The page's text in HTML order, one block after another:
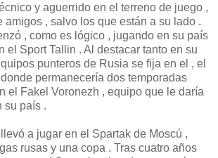
y aguerrido en el terreno de juego ,
amigos , salvo los que están a su lado .
, como es lógico , jugando en su país
el Sport Tallin . Al destacar tanto en su
punteros de Rusia se fija en el , el
permanecería dos temporadas
el Fakel Voronezh , equipo que le daría
su país .
a jugar en el Spartak de Moscú ,
rusas y una copa . Tras cuatro años